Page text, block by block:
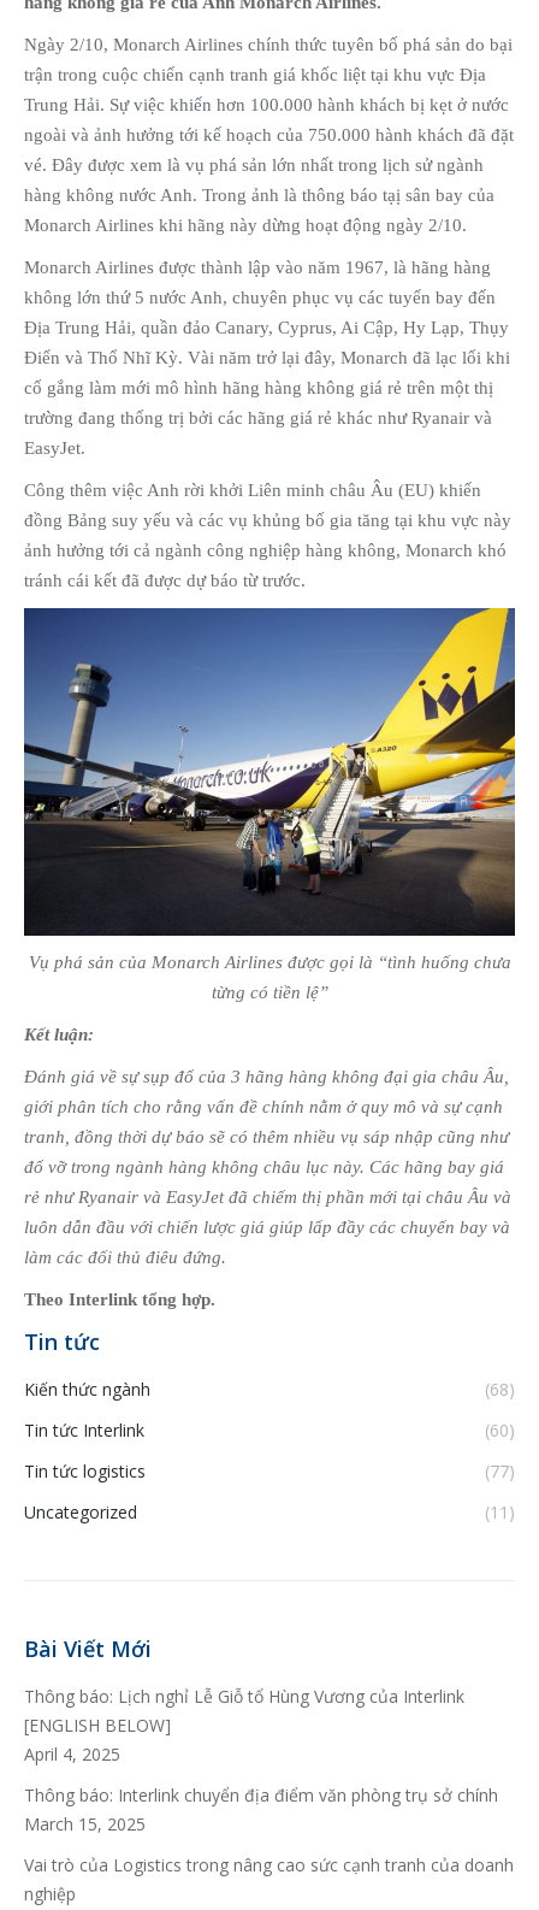
Ngày 2/10, Monarch Airlines chính thức tuyên bố phá sản do bại
trận trong cuộc chiến cạnh tranh giá khốc liệt tại khu vực Địa
Trung Hải. Sự việc khiến hơn 100.000 hành khách bị kẹt ở nước
ngoài và ảnh hưởng tới kế hoạch của 750.000 hành khách đã đặt
vé. Đây được xem là vụ phá sản lớn nhất trong lịch sử ngành
hàng không nước Anh. Trong ảnh là thông báo tạị sân bay của
Monarch Airlines khi hãng này dừng hoạt động ngày 2/10.
Monarch Airlines được thành lập vào năm 1967, là hãng hàng
không lớn thứ 5 nước Anh, chuyên phục vụ các tuyến bay đến
Địa Trung Hải, quần đảo Canary, Cyprus, Ai Cập, Hy Lạp, Thụy
Điển và Thổ Nhĩ Kỳ. Vài năm trở lại đây, Monarch đã lạc lối khi
cố gắng làm mới mô hình hãng hàng không giá rẻ trên một thị
trường đang thống trị bởi các hãng giá rẻ khác như Ryanair và
EasyJet.
Công thêm việc Anh rời khởi Liên minh châu Âu (EU) khiến
đồng Bảng suy yếu và các vụ khủng bố gia tăng tại khu vực này
ảnh hưởng tới cả ngành công nghiệp hàng không, Monarch khó
tránh cái kết đã được dự báo từ trước.
Vụ phá sản của Monarch Airlines được gọi là “tình huống chưa
từng có tiền lệ”
Kết luận:
Đánh giá về sự sụp đổ của 3 hãng hàng không đại gia châu Âu,
giới phân tích cho rằng vấn đề chính nằm ở quy mô và sự cạnh
tranh, đồng thời dự báo sẽ có thêm nhiều vụ sáp nhập cũng như
đổ vỡ trong ngành hàng không châu lục này. Các hãng bay giá
rẻ như Ryanair và EasyJet đã chiếm thị phần mới tại châu Âu và
luôn dẫn đầu với chiến lược giá giúp lấp đầy các chuyến bay và
làm các đối thủ điêu đứng.
Theo Interlink tổng hợp.
Tin tức
Kiến thức ngành
(68)
Tin tức Interlink
(60)
Tin tức logistics
(77)
Uncategorized
(11)
Bài Viết Mới
Thông báo: Lịch nghỉ Lễ Giỗ tổ Hùng Vương của Interlink
[ENGLISH BELOW]
April 4, 2025
Thông báo: Interlink chuyển địa điểm văn phòng trụ sở chính
March 15, 2025
Vai trò của Logistics trong nâng cao sức cạnh tranh của doanh
nghiệp